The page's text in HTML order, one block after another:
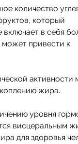
количество
который
включает в себя
привести к
активности
жира.
уровня
висцеральным
для здоровья